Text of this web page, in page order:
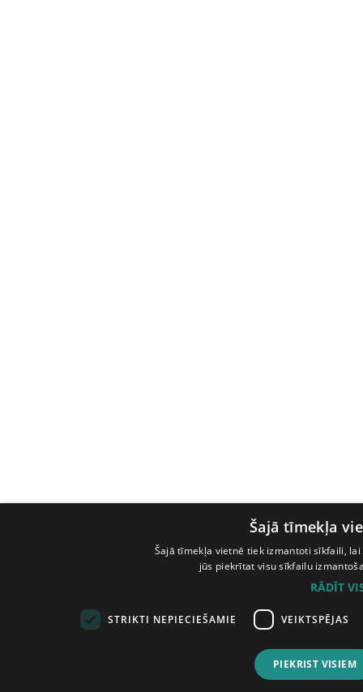
Šajā tīmekļa
Šajā tīmekļa vietnē tiek izmantoti sīkfaili,
jūs piekrītat visu sīkfailu
RĀDĪT
STRIKTI NEPIECIEŠAMIE VEIKTSPĒJAS
PIEKRIST VISIEM